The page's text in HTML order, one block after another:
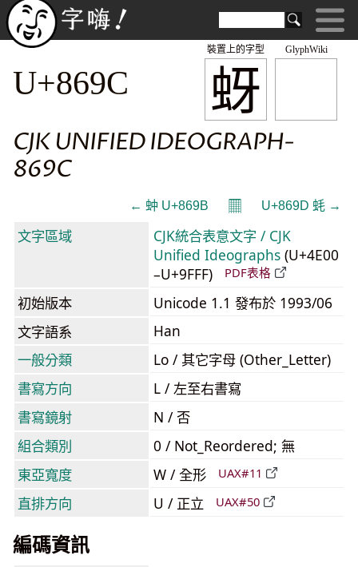
GlyphWiki
蚜
裝置上的字型
U+869C
CJK UNIFIED IDEOGRAPH-
869C
← 蚛 U+869B 𝄜 U+869D 蚝 →
文字區域
CJK統合表意文字 / CJK
Unified Ideographs (U+4E00
–U+9FFF)
PDF表格
初始版本
Unicode 1.1 發布於 1993/06
文字語系
Han
一般分類
Lo / 其它字母 (Other_Letter)
書寫方向
L / 左至右書寫
書寫鏡射
N / 否
組合類別
0 / Not_Reordered; 無
東亞寬度
W / 全形 UAX#11
直排方向 U / 正立 UAX#50
編碼資訊